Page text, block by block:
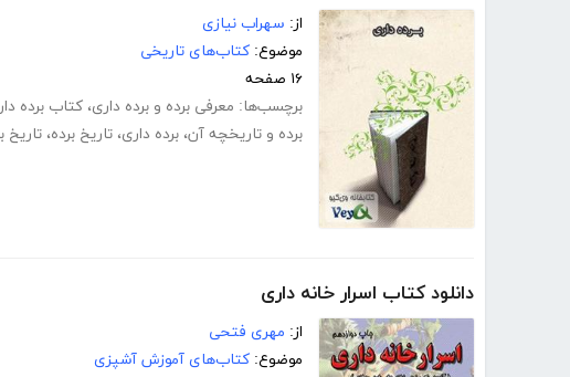
از: سهراب نیازی
موضوع: کتاب‌های تاریخی
۱۶ صفحه
برچسب‌ها: معرفی برده و برده داری، کتاب برده
برده و تاریخچه آن، برده داری، تاریخ برده، تاریخ
دانلود کتاب اسرار خانه داری
از: مهری فتحی
موضوع: کتاب‌های آموزش آشپزی